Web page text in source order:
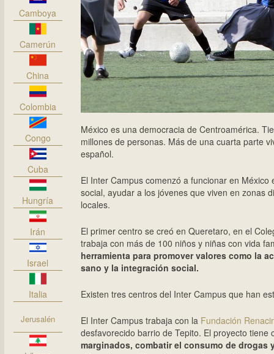
Camboya
Camerún
China
Colombia
Congo
Cuba
Hungría
Irán
Israel
Italia
Jerusalén
México es una democracia de Centroamérica.
millones de personas. Más de una cuarta parte
español.
El Inter Campus comenzó a funcionar en
social, ayudar a los jóvenes que viven en zonas
locales.
El primer centro se creó en Queretaro, en el
trabaja con más de 100 niños y niñas con vida
herramienta para promover valores como la
sano y la integración social.
Existen tres centros del Inter Campus que han
El Inter Campus trabaja con la Fundación
desfavorecido barrio de Tepito. El proyecto
marginados, combatir el consumo de